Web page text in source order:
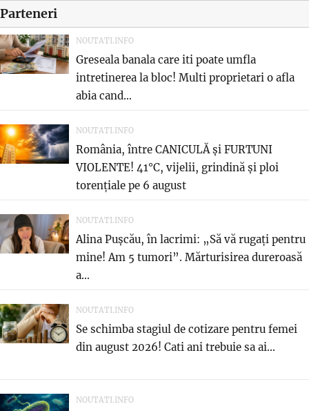
Parteneri
NOUTATI.INFO
Greseala banala care iti poate umfla
intretinerea la bloc! Multi proprietari o afla
abia cand...
NOUTATI.INFO
România, între CANICULĂ și FURTUNI
VIOLENTE! 41°C, vijelii, grindină și ploi
torențiale pe 6 august
NOUTATI.INFO
Alina Pușcău, în lacrimi: „Să vă rugați pentru
mine! Am 5 tumori”. Mărturisirea dureroasă
a...
NOUTATI.INFO
Se schimba stagiul de cotizare pentru femei
din august 2026! Cati ani trebuie sa ai...
NOUTATI.INFO